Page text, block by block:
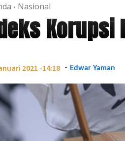
Nasional
Korupsi
2021 -14:18 - Edwar Yaman